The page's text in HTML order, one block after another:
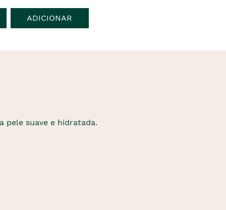
ADICIONAR
pele suave e hidratada.